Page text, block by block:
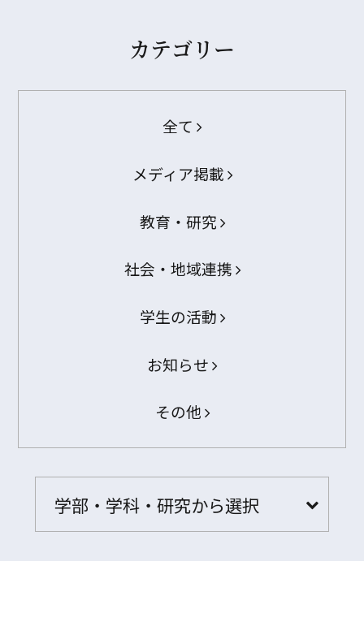
カテゴリー
全て
メディア掲載
教育・研究
社会・地域連携
学生の活動
お知らせ
その他
学部・学科・研究から選択